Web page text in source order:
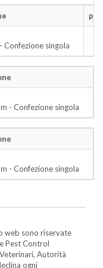
Confezione singola
- Confezione singola
- Confezione singola
web sono riservate
Pest Control
Autorità
ogni